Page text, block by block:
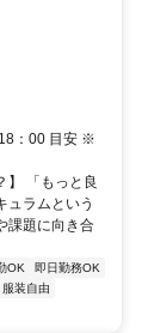
：00 目安 ※
】 「もっと良
ュラムという
課題に向き合
OK
即日勤務OK
服装自由